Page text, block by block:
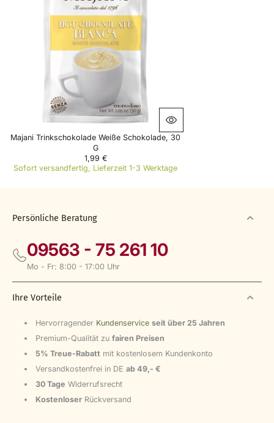
R
P
R
I
C
E
1
Majani Trinkschokolade Weiße Schokolade, 30
G
R
E
A
C
9
1,99 €
Sofort versandfertig, Lieferzeit 1-3 Werktage
Persönliche Beratung
09563 - 75 261 10
Mo - Fr: 8:00 - 17:00 Uhr
Ihre Vorteile
Hervorragender Kundenservice seit über 25 Jahren
Premium-Qualität zu fairen Preisen
5% Treue-Rabattmit kostenlosem Kundenkonto
Versandkostenfrei in DE ab 49,- €
30 Tage Widerrufsrecht
KostenloserRückversand